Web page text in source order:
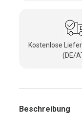
Kostenlose
(DE/
Beschreibung